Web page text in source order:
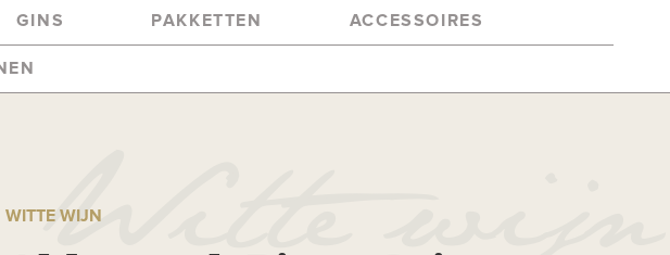
GINS PAKKETTEN ACCESSOIRES
WITTE WIJN